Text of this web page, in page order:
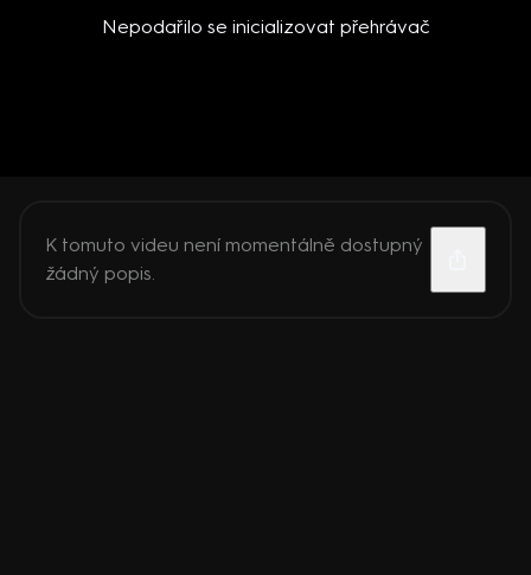
Nepodařilo se inicializovat přehrávač
K tomuto videu není momentálně dostupný
žádný popis.